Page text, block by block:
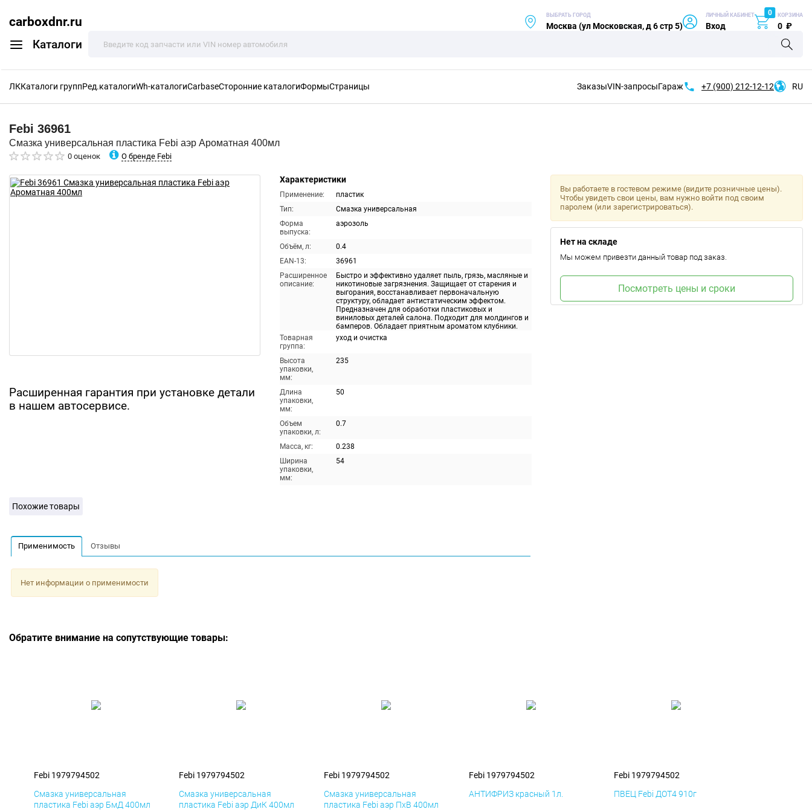
carboxdnr.ru
Каталоги
ВЫБРАТЬ ГОРОД
Москва (ул Московская, д 6 стр 5)
ЛИЧНЫЙ КАБИНЕТ
Вход
0 КОРЗИНА
0 ₽
ЛККаталоги группРед.каталогиWh-каталогиCarbaseСторонние каталогиФормыСтраницы ЗаказыVIN-запросыГараж +7 (900) 212-12-12 RU
Febi 36961
Смазка универсальная пластика Febi аэр Ароматная 400мл
0 оценок О бренде Febi
Расширенная гарантия при установке детали
в нашем автосервисе.
Характеристики
Применение:
пластик
Тип:
Смазка универсальная
Форма
выпуска:
аэрозоль
Объём, л:
0.4
EAN-13:
36961
Расширенное
описание:
Быстро и эффективно удаляет пыль, грязь, масляные и
никотиновые загрязнения. Защищает от старения и
выгорания, восстанавливает первоначальную
структуру, обладает антистатическим эффектом.
Предназначен для обработки пластиковых и
виниловых деталей салона. Подходит для молдингов и
бамперов. Обладает приятным ароматом клубники.
Товарная
группа:
уход и очистка
Высота
упаковки,
мм:
235
Длина
упаковки,
мм:
50
Объем
упаковки, л:
0.7
Масса, кг:
0.238
Ширина
упаковки,
мм:
54
Вы работаете в гостевом режиме (видите розничные цены).
Чтобы увидеть свои цены, вам нужно войти под своим
паролем (или зарегистрироваться).
Нет на складе
Мы можем привезти данный товар под заказ.
Посмотреть цены и сроки
Похожие товары
Применимость Отзывы
Нет информации о применимости
Обратите внимание на сопутствующие товары:
Febi 1979794502
Смазка универсальная
пластика Febi аэр БмД 400мл
Febi 1979794502
Смазка универсальная
пластика Febi аэр ДиК 400мл
Febi 1979794502
Смазка универсальная
пластика Febi аэр ПхВ 400мл
Febi 1979794502
АНТИФРИЗ красный 1л.
Febi 1979794502
ПВЕЦ Febi ДОТ4 910г